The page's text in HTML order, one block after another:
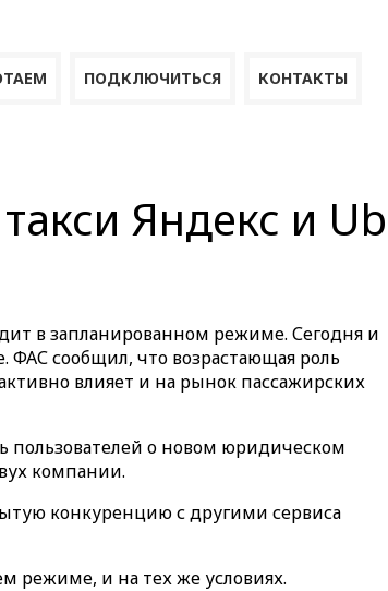
ПОДКЛЮЧИТЬСЯ КОНТАКТЫ
Яндекс и
в запланированном режиме. Сегодня и
ФАС сообщил, что возрастающая роль
влияет и на рынок пассажирских
пользователей о новом юридическом
компании.
конкуренцию с другими сервиса
режиме, и на тех же условиях.